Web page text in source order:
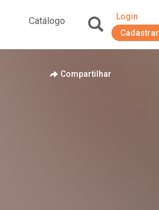
Catálogo
Login
Cadastrar
Compartilhar